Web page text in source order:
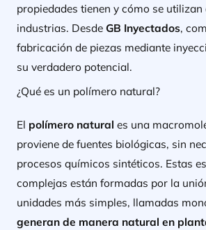
propiedades tienen y cómo se
industrias. DesdeGB Inyectados,
fabricación de piezas mediante
su verdadero potencial.
¿Qué es un polímero natural?
El polímero natural es una
proviene de fuentes biológicas, sin
procesos químicos sintéticos. Estas
complejas están formadas por la
unidades más simples, llamadas
generan de manera natural en